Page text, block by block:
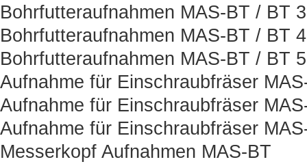
Bohrfutteraufnahmen MAS-BT / BT
Bohrfutteraufnahmen MAS-BT / BT
Bohrfutteraufnahmen MAS-BT / BT
Aufnahme für Einschraubfräser
Aufnahme für Einschraubfräser
Aufnahme für Einschraubfräser
Messerkopf Aufnahmen MAS-BT